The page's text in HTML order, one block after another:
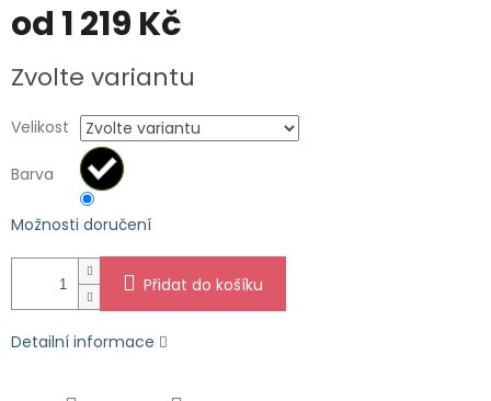
od 1 219 Kč
cena:
Zvolte variantu
Velikost
Barva
Možnosti doručení
Přidat do košíku
Detailní informace